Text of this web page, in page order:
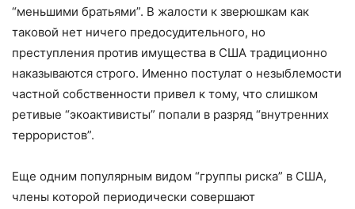
“меньшими братьями”. В жалости к зверюшкам как
таковой нет ничего предосудительного, но
преступления против имущества в США традиционно
наказываются строго. Именно постулат о незыблемости
частной собственности привел к тому, что слишком
ретивые “экоактивисты” попали в разряд “внутренних
террористов”.
Еще одним популярным видом “группы риска” в США,
члены которой периодически совершают